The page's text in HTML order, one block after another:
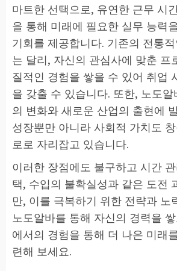
마트한 선택으로, 유연한 근무 시
을 통해 미래에 필요한 실무 능력
기회를 제공합니다. 기존의 전통
는 달리, 자신의 관심사에 맞춘 프
질적인 경험을 쌓을 수 있어 취업
을 갖출 수 있습니다. 또한, 노도
의 변화와 새로운 산업의 출현에
성장뿐만 아니라 사회적 가치도
로로 자리잡고 있습니다.
이러한 장점에도 불구하고 시간
택, 수입의 불확실성과 같은 도전
만, 이를 극복하기 위한 전략과 노
노도알바를 통해 자신의 경력을
에서의 경험을 통해 더 나은 미래
련해 보세요.